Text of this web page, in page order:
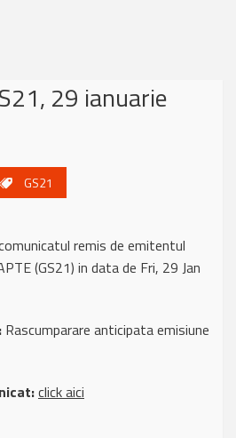
29 ianuarie
GS21
remis de emitentul
(GS21) in data de Fri, 29 Jan
Rascumparare anticipata emisiune
click aici